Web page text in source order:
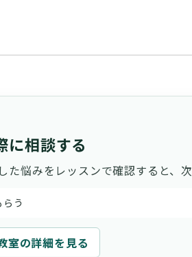
に相談する
悩みをレッスンで確認すると、
う
室の詳細を見る